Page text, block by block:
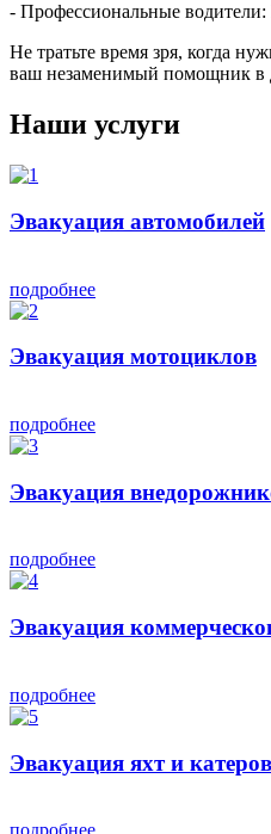
- Профессиональные
Не тратьте время зря, когда
ваш незаменимый помощник в
Наши услуги
Эвакуация автомобилей
подробнее
Эвакуация мотоциклов
подробнее
Эвакуация
подробнее
Эвакуация
подробнее
Эвакуация яхт и катеров